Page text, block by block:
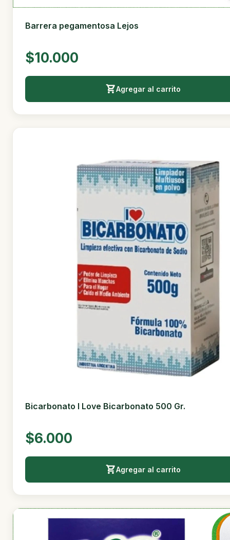
Barrera pegamentosa Lejos
$10.000
Agregar al carrito
Bicarbonato I Love Bicarbonato 500 Gr.
$6.000
Agregar al carrito